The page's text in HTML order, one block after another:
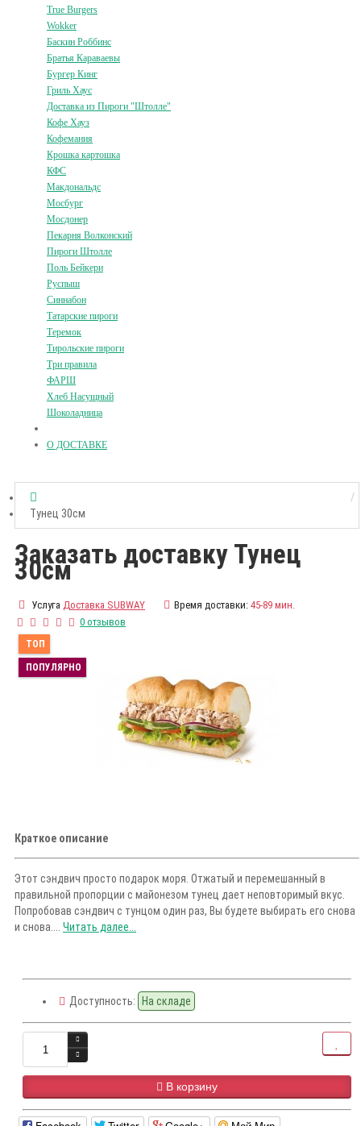
True Burgers
Wokker
Баскин Роббинс
Братья Караваевы
Бургер Кинг
Гриль Хаус
Доставка из Пироги "Штолле"
Кофе Хауз
Кофемания
Крошка картошка
КФС
Макдональдс
Мосбург
Мосдонер
Пекарня Волконский
Пироги Штолле
Поль Бейкери
Руспыш
Синнабон
Татарские пироги
Теремок
Тирольские пироги
Три правила
ФАРШ
Хлеб Насущный
Шоколадница
О ДОСТАВКЕ
Тунец 30см
Заказать доставку Тунец
30см
Услуга Доставка SUBWAY Время доставки: 45-89 мин.
0 отзывов
ТОП
ПОПУЛЯРНО
Краткое описание
Этот сэндвич просто подарок моря. Отжатый и перемешанный в
правильной пропорции с майонезом тунец дает неповторимый вкус.
Попробовав сэндвич с тунцом один раз, Вы будете выбирать его снова
и снова.... Читать далее...
Доступность: На складе
В корзину